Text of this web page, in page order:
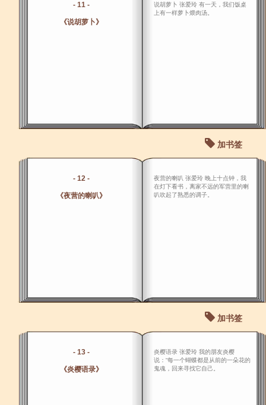
- 11 -
《说胡萝卜》
说胡萝卜 张爱玲 有一天，我们饭桌
上有一样萝卜煨肉汤。
加书签
- 12 -
《夜营的喇叭》
夜营的喇叭 张爱玲 晚上十点钟，我
在灯下看书，离家不远的军营里的喇
叭吹起了熟悉的调子。
加书签
- 13 -
《炎樱语录》
炎樱语录 张爱玲 我的朋友炎樱
说：“每一个蝴蝶都是从前的一朵花的
鬼魂，回来寻找它自己。